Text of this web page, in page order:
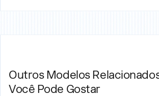
Outros Modelos
Você Pode Gostar